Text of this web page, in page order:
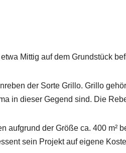
Mittig auf dem Grundstück
der Sorte Grillo. Grillo
in dieser Gegend sind. Die
aufgrund der Größe ca. 400 m²
sein Projekt auf eigene